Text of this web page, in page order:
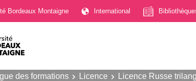
Bordeaux Montaigne International
des formations Licence Licence Russe